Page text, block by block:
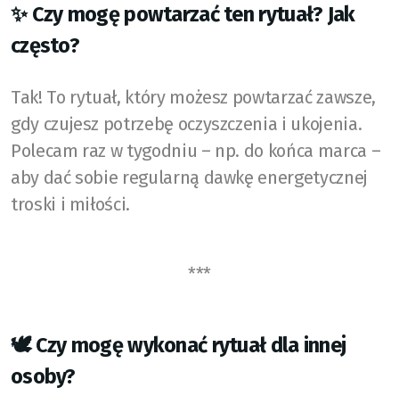
✨ Czy mogę powtarzać ten rytuał? Jak
często?
Tak! To rytuał, który możesz powtarzać zawsze,
gdy czujesz potrzebę oczyszczenia i ukojenia.
Polecam raz w tygodniu – np. do końca marca –
aby dać sobie regularną dawkę energetycznej
troski i miłości.
***
🕊️ Czy mogę wykonać rytuał dla innej
osoby?